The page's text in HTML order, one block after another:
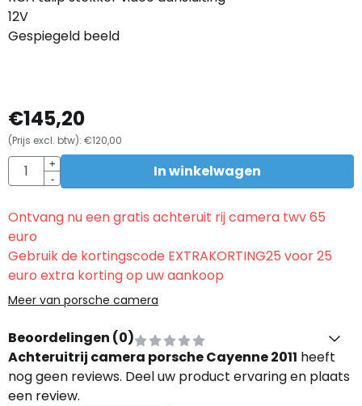
12V
Gespiegeld beeld
€145,20
(Prijs excl. btw): €120,00
Aantal
+
-
In winkelwagen
Ontvang nu een gratis achteruit rij camera twv 65
euro
Gebruik de kortingscode EXTRAKORTING25 voor 25
euro extra korting op uw aankoop
Meer van porsche camera
Beoordelingen (0)
Achteruitrij camera porsche Cayenne 2011 heeft
nog geen reviews. Deel uw product ervaring en plaats
een review.